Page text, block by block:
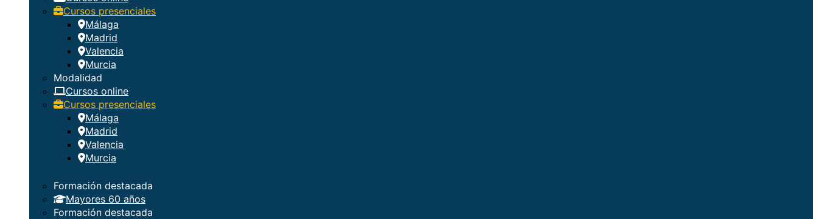
Cursos presenciales
Málaga
Madrid
Valencia
Murcia
Modalidad
Cursos online
Cursos presenciales
Málaga
Madrid
Valencia
Murcia
Formación destacada
Mayores 60 años
Formación destacada